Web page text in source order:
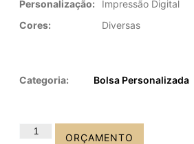
Personalização:
Impressão Digital
Cores:
Diversas
Categoria: Bolsa Personalizada
ORÇAMENTO